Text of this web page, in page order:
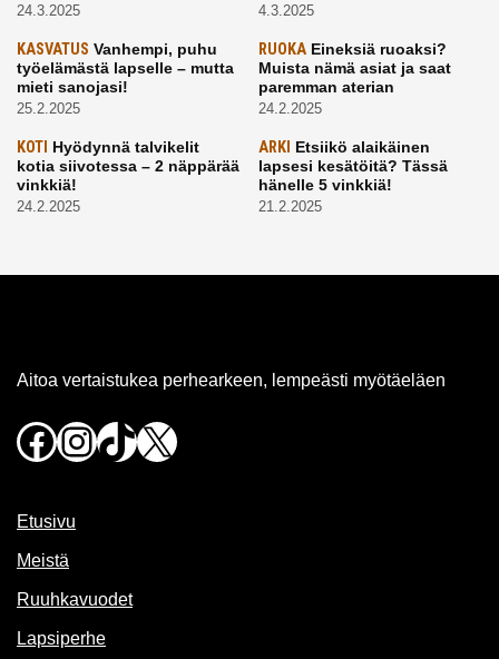
24.3.2025 4.3.2025
KASVATUS Vanhempi, puhu
työelämästä lapselle – mutta
mieti sanojasi!
25.2.2025
RUOKAEineksiä ruoaksi?
Muista nämä asiat ja saat
paremman aterian
24.2.2025
KOTI Hyödynnä talvikelit
kotia siivotessa – 2 näppärää
vinkkiä!
24.2.2025
ARKI Etsiikö alaikäinen
lapsesi kesätöitä? Tässä
hänelle 5 vinkkiä!
21.2.2025
Aitoa vertaistukea perhearkeen, lempeästi myötäeläen
Facebook
Instagram
TikTok
X
Etusivu
Meistä
Ruuhkavuodet
Lapsiperhe